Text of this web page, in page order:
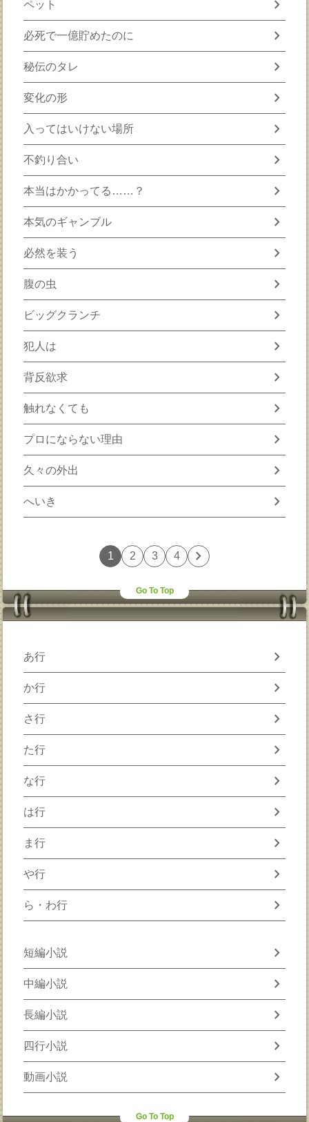
ペット chevron_right
必死で一億貯めたのに chevron_right
秘伝のタレ chevron_right
変化の形 chevron_right
入ってはいけない場所 chevron_right
不釣り合い chevron_right
本当はかかってる……？ chevron_right
本気のギャンブル chevron_right
必然を装う chevron_right
腹の虫 chevron_right
ビッグクランチ chevron_right
犯人は chevron_right
背反欲求 chevron_right
触れなくても chevron_right
プロにならない理由 chevron_right
久々の外出 chevron_right
へいき chevron_right
1 2 3 4 chevron_right
Go To Top
あ行 chevron_right
か行 chevron_right
さ行 chevron_right
た行 chevron_right
な行 chevron_right
は行 chevron_right
ま行 chevron_right
や行 chevron_right
ら・わ行 chevron_right
短編小説 chevron_right
中編小説 chevron_right
長編小説 chevron_right
四行小説 chevron_right
動画小説 chevron_right
Go To Top